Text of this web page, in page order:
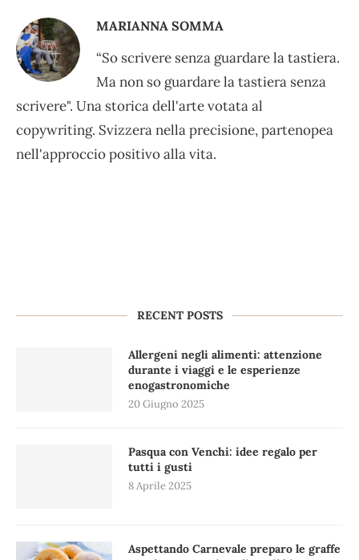
MARIANNA SOMMA
“So scrivere senza guardare la tastiera.
Ma non so guardare la tastiera senza
scrivere". Una storica dell'arte votata al
copywriting. Svizzera nella precisione, partenopea
nell'approccio positivo alla vita.
RECENT POSTS
Allergeni negli alimenti: attenzione
durante i viaggi e le esperienze
enogastronomiche
20 Giugno 2025
Pasqua con Venchi: idee regalo per
tutti i gusti
8 Aprile 2025
Aspettando Carnevale preparo le graffe